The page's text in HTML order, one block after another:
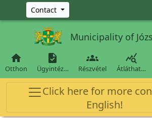
Ugrás a fő tartalomra
Contact
Municipality of

Otthon

Ügyintéz…

Részvétel

Átláthat…
Click here for more
English!